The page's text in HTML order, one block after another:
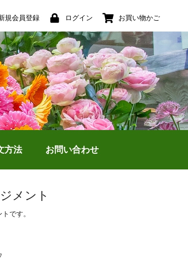
規会員登録 ログイン お買い物かご
方法 お問い合わせ
メント
です。